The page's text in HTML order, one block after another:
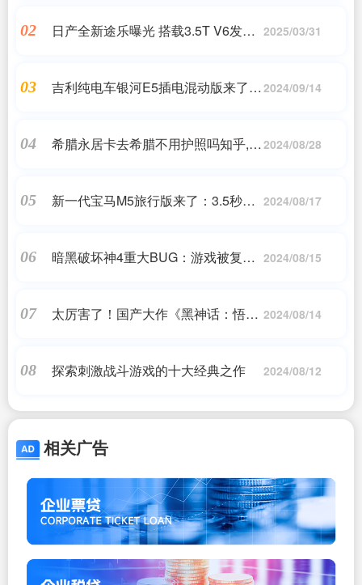
02
日产全新途乐曝光 搭载3.5T V6发动 2025/03/31
03
吉利纯电车银河E5插电混动版来了
2024/09/14
04
希腊永居卡去希腊不用护照吗知乎,你 2024/08/28
05
新一代宝马M5旅行版来了：3.5秒破 2024/08/17
06
暗黑破坏神4重大BUG：游戏被复制 2024/08/15
07
太厉害了！国产大作《黑神话：悟
2024/08/14
08 探索刺激战斗游戏的十大经典之作 2024/08/12
相关广告